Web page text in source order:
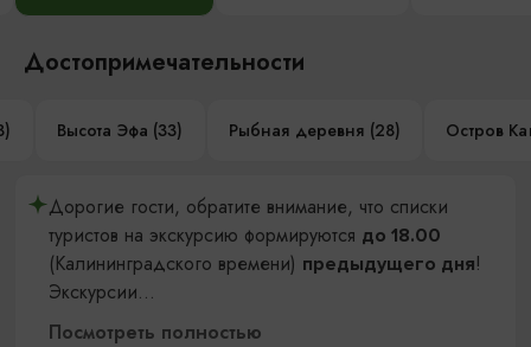
Достопримечательности
Высота Эфа (33) Рыбная деревня (28) Остров
Дорогие гости, обратите внимание, что списки
туристов на экскурсию формируются до 18.00
(Калининградского времени) предыдущего дня!
Экскурсии...
Посмотреть полностью